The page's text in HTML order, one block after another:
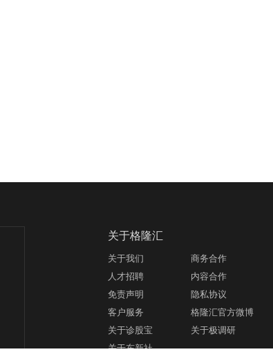
关于格隆汇
关于我们
商务合作
人才招聘
内容合作
免责声明
隐私协议
客户服务
格隆汇官方微博
关于诊股宝
关于极调研
关于东新社